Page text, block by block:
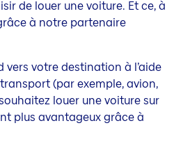
de louer une voiture. Et ce, à
à notre partenaire
vers votre destination à l’aide
(par exemple, avion,
louer une voiture sur
plus avantageux grâce à